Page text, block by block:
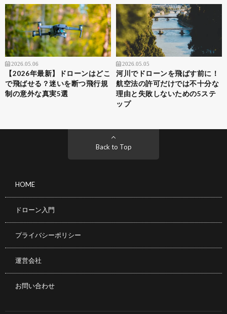
2026.05.06
【2026年最新】ドローンはどこ
で飛ばせる？迷いを断つ飛行規
制の意外な真実5選
2026.05.05
河川でドローンを飛ばす前に！
航空法の許可だけでは不十分な
理由と失敗しないための5ステ
ップ
Back to Top
HOME
ドローン入門
プライバシーポリシー
運営会社
お問い合わせ